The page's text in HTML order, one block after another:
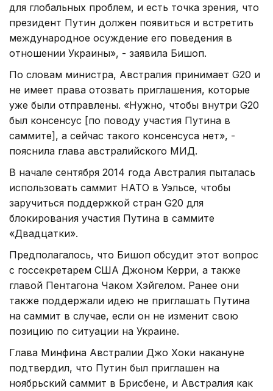
для глобальных проблем, и есть точка зрения, что
президент Путин должен появиться и встретить
международное осуждение его поведения в
отношении Украины», - заявила Бишоп.
По словам министра, Австралия принимает G20 и
не имеет права отозвать приглашения, которые
уже были отправлены. «Нужно, чтобы внутри G20
был консенсус [по поводу участия Путина в
саммите], а сейчас такого консенсуса нет», -
пояснила глава австралийского МИД.
В начале сентября 2014 года Австралия пыталась
использовать саммит НАТО в Уэльсе, чтобы
заручиться поддержкой стран G20 для
блокирования участия Путина в саммите
«Двадцатки».
Предполагалось, что Бишоп обсудит этот вопрос
с госсекретарем США Джоном Керри, а также
главой Пентагона Чаком Хэйгелом. Ранее они
также поддержали идею не приглашать Путина
на саммит в случае, если он не изменит свою
позицию по ситуации на Украине.
Глава Минфина Австралии Джо Хоки накануне
подтвердил, что Путин был приглашен на
ноябрьский саммит в Брисбене, и Австралия как